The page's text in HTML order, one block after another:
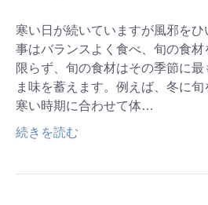
寒い日が続いていますが風邪を
事はバランスよく食べ、旬の食
限らず、旬の食材はその季節に最
ま味を蓄えます。例えば、冬に旬
寒い時期に合わせて体…
続きを読む